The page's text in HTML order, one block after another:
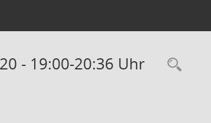
- 19:00-20:36 Uhr